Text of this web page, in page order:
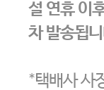
설 연휴 이
차 발송됩
*택배사 사